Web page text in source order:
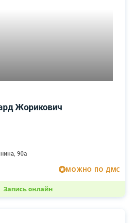
Жорикович
90а
МОЖНО ПО ДМС
Запись онлайн